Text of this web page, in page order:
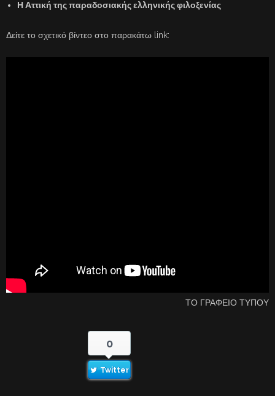
Η Αττική της παραδοσιακής ελληνικής φιλοξενίας
Δείτε το σχετικό βίντεο στο παρακάτω link:
ΤΟ ΓΡΑΦΕΙΟ ΤΥΠΟΥ
0
Twitter